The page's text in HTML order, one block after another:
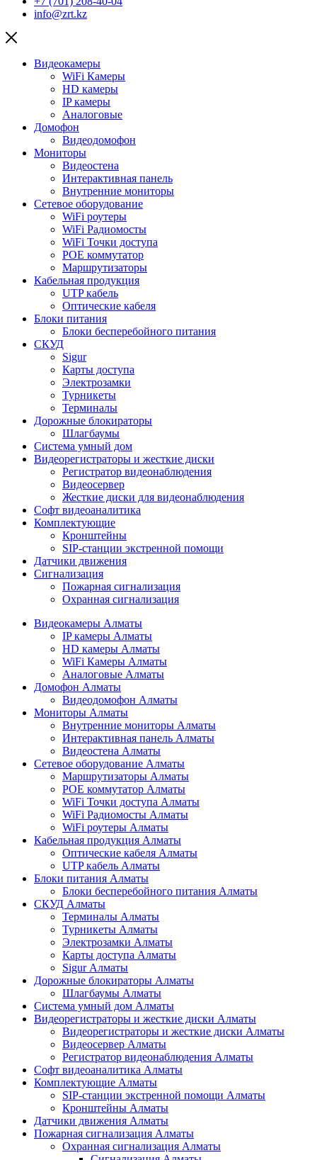
info@zrt.kz
Видеокамеры
WiFi Камеры
HD камеры
IP камеры
Аналоговые
Домофон
Видеодомофон
Мониторы
Видеостена
Интерактивная панель
Внутренние мониторы
Сетевое оборудование
WiFi роутеры
WiFi Радиомосты
WiFi Точки доступа
POE коммутатор
Маршрутизаторы
Кабельная продукция
UTP кабель
Оптические кабеля
Блоки питания
Блоки бесперебойного питания
СКУД
Sigur
Карты доступа
Электрозамки
Турникеты
Терминалы
Дорожные блокираторы
Шлагбаумы
Cистема умный дом
Видеорегистраторы и жесткие диски
Регистратор видеонаблюдения
Видеосервер
Жесткие диски для видеонаблюдения
Софт видеоаналитика
Комплектующие
Кронштейны
SIP-станции экстренной помощи
Датчики движения
Сигнализация
Пожарная сигнализация
Охранная сигнализация
Видеокамеры Алматы
IP камеры Алматы
HD камеры Алматы
WiFi Камеры Алматы
Аналоговые Алматы
Домофон Алматы
Видеодомофон Алматы
Мониторы Алматы
Внутренние мониторы Алматы
Интерактивная панель Алматы
Видеостена Алматы
Сетевое оборудование Алматы
Маршрутизаторы Алматы
POE коммутатор Алматы
WiFi Точки доступа Алматы
WiFi Радиомосты Алматы
WiFi роутеры Алматы
Кабельная продукция Алматы
Оптические кабеля Алматы
UTP кабель Алматы
Блоки питания Алматы
Блоки бесперебойного питания Алматы
СКУД Алматы
Терминалы Алматы
Турникеты Алматы
Электрозамки Алматы
Карты доступа Алматы
Sigur Алматы
Дорожные блокираторы Алматы
Шлагбаумы Алматы
Система умный дом Алматы
Видеорегистраторы и жесткие диски Алматы
Видеорегистраторы и жесткие диски Алматы
Видеосервер Алматы
Регистратор видеонаблюдения Алматы
Софт видеоаналитика Алматы
Комплектующие Алматы
SIP-станции экстренной помощи Алматы
Кронштейны Алматы
Датчики движения Алматы
Пожарная сигнализация Алматы
Охранная сигнализация Алматы